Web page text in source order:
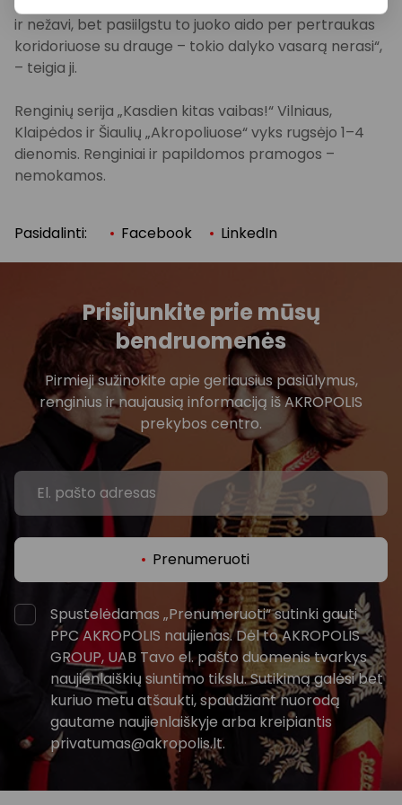
ir nežavi, bet pasiilgstu to juoko aido per pertraukas
koridoriuose su drauge – tokio dalyko vasarą nerasi“,
– teigia ji.
Renginių serija „Kasdien kitas vaibas!“ Vilniaus,
Klaipėdos ir Šiaulių „Akropoliuose“ vyks rugsėjo 1–4
dienomis. Renginiai ir papildomos pramogos –
nemokamos.
Pasidalinti: Facebook LinkedIn
Prisijunkite prie mūsų
bendruomenės
Pirmieji sužinokite apie geriausius pasiūlymus,
renginius ir naujausią informaciją iš AKROPOLIS
prekybos centro.
Prenumeruoti
Spustelėdamas „Prenumeruoti“ sutinki gauti
PPC AKROPOLIS naujienas. Dėl to AKROPOLIS
GROUP, UAB Tavo el. pašto duomenis tvarkys
naujienlaiškių siuntimo tikslu. Sutikimą galėsi bet
kuriuo metu atšaukti, spaudžiant nuorodą
gautame naujienlaiškyje arba kreipiantis
privatumas@akropolis.lt.